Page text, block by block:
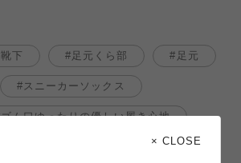
靴下 足元くら部 足元
スニーカーソックス
ゴム口ゆったりの優しい履き心地
綿麻
× CLOSE